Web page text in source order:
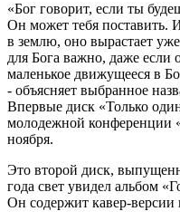
«Бог говорит, если ты
Он может тебя поставить.
в землю, оно вырастает
для Бога важно, даже если
маленькое движущееся в
- объясняет выбранное
Впервые диск «Только
молодежной конференции
ноября.
Это второй диск,
года свет увидел альбом
Он содержит кавер-версии